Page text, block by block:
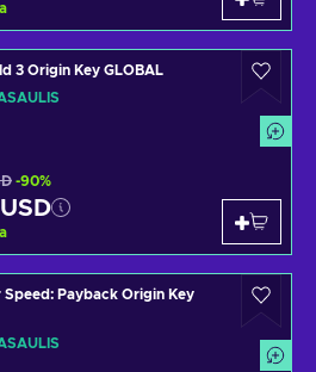
3 Origin Key GLOBAL
-90%
Speed: Payback Origin Key